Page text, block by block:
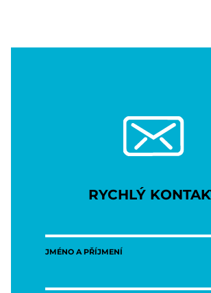
RYCHLÝ
JMÉNO A PŘÍJMENÍ